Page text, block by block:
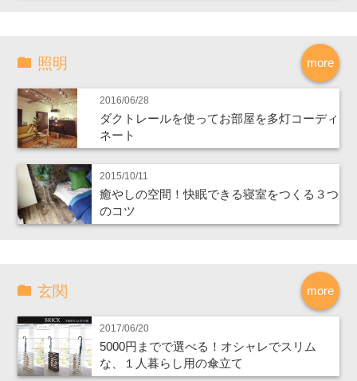
more
照明
2016/06/28
ダクトレールを使ってお部屋を多灯コーディ
ネート
2015/10/11
癒やしの空間！快眠できる寝室をつくる３つ
のコツ
more
玄関
2017/06/20
5000円までで選べる！オシャレでスリム
な、１人暮らし用の傘立て